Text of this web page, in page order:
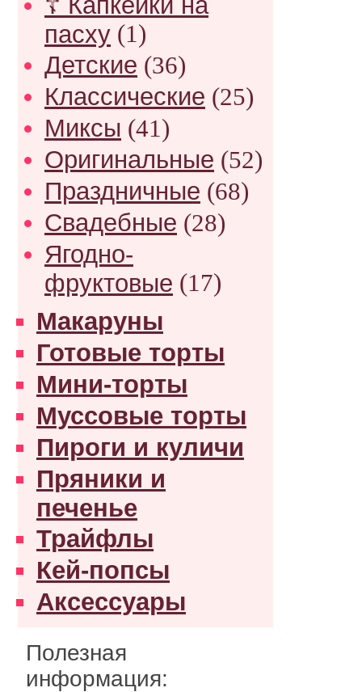
пасху (1)
Детские (36)
Классические (25)
Миксы (41)
Оригинальные (52)
Праздничные (68)
Свадебные (28)
Ягодно-
фруктовые (17)
Макаруны
Готовые торты
Мини-торты
Муссовые торты
Пироги и куличи
Пряники и
печенье
Трайфлы
Кей-попсы
Аксессуары
Полезная
информация: